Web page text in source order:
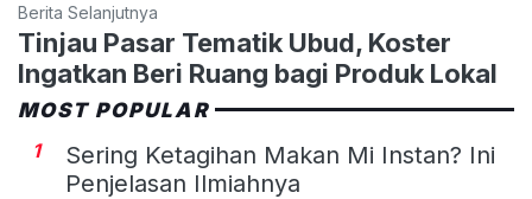
Berita Selanjutnya
Tinjau Pasar Tematik Ubud, Koster
Ingatkan Beri Ruang bagi Produk Lokal
MOST POPULAR
1
Sering Ketagihan Makan Mi Instan? Ini
Penjelasan Ilmiahnya